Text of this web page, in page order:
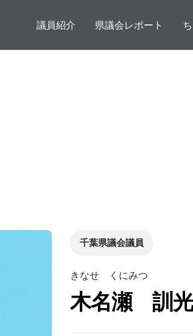
メインナビゲー
議員紹介 県議会レポート
千葉県議会議員
きなせ くにみつ
木名瀬 訓